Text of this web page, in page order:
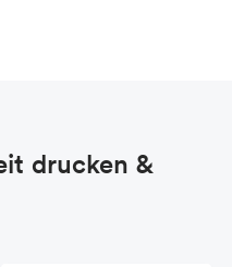
drucken &